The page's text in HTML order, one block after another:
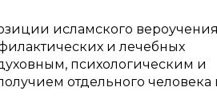
исламского
и лечебных
психологическим и
отдельного человека